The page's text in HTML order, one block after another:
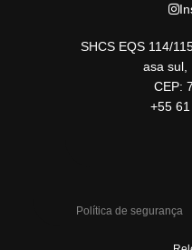
SHCS EQS 114/
asa sul,
CEP:
+55
Política de segurança